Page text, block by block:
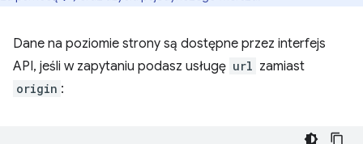
Dane na poziomie strony są dostępne przez interfejs
API, jeśli w zapytaniu podasz usługę url zamiast
origin :